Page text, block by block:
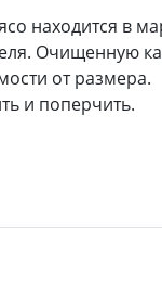
находится в
Очищенную
от размера.
и поперчить.